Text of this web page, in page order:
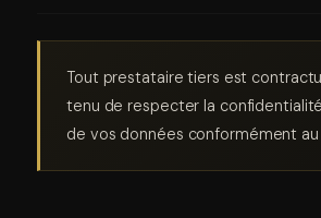
Tout prestataire tiers est
tenu de respecter la
de vos données conformément au